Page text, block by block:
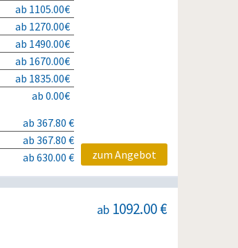
ab 1105.00€
ab 1270.00€
ab 1490.00€
ab 1670.00€
ab 1835.00€
ab 0.00€
ab 367.80 €
ab 367.80 €
ab 630.00 € zum Angebot
ab 1092.00 €